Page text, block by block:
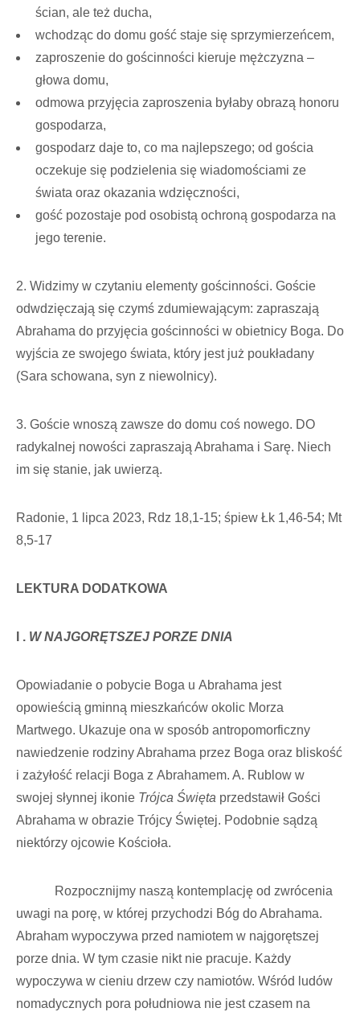
ścian, ale też ducha,
wchodząc do domu gość staje się sprzymierzeńcem,
zaproszenie do gościnności kieruje mężczyzna –
głowa domu,
odmowa przyjęcia zaproszenia byłaby obrazą honoru
gospodarza,
gospodarz daje to, co ma najlepszego; od gościa
oczekuje się podzielenia się wiadomościami ze
świata oraz okazania wdzięczności,
gość pozostaje pod osobistą ochroną gospodarza na
jego terenie.
2. Widzimy w czytaniu elementy gościnności. Goście
odwdzięczają się czymś zdumiewającym: zapraszają
Abrahama do przyjęcia gościnności w obietnicy Boga. Do
wyjścia ze swojego świata, który jest już poukładany
(Sara schowana, syn z niewolnicy).
3. Goście wnoszą zawsze do domu coś nowego. DO
radykalnej nowości zapraszają Abrahama i Sarę. Niech
im się stanie, jak uwierzą.
Radonie, 1 lipca 2023, Rdz 18,1-15; śpiew Łk 1,46-54; Mt
8,5-17
LEKTURA DODATKOWA
I . W NAJGORĘTSZEJ PORZE DNIA
Opowiadanie o pobycie Boga u Abrahama jest
opowieścią gminną mieszkańców okolic Morza
Martwego. Ukazuje ona w sposób antropomorficzny
nawiedzenie rodziny Abrahama przez Boga oraz bliskość
i zażyłość relacji Boga z Abrahamem. A. Rublow w
swojej słynnej ikonie Trójca Święta przedstawił Gości
Abrahama w obrazie Trójcy Świętej. Podobnie sądzą
niektórzy ojcowie Kościoła.
Rozpocznijmy naszą kontemplację od zwrócenia
uwagi na porę, w której przychodzi Bóg do Abrahama.
Abraham wypoczywa przed namiotem w najgorętszej
porze dnia. W tym czasie nikt nie pracuje. Każdy
wypoczywa w cieniu drzew czy namiotów. Wśród ludów
nomadycznych pora południowa nie jest czasem na